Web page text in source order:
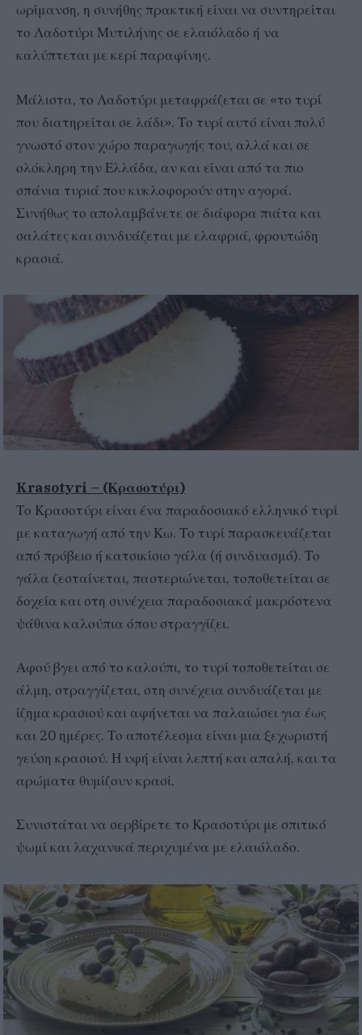
ωρίμανση, η συνήθης πρακτική είναι να συντηρείται
το Λαδοτύρι Μυτιλήνης σε ελαιόλαδο ή να
καλύπτεται με κερί παραφίνης.
Μάλιστα, το Λαδοτύρι μεταφράζεται σε «το τυρί
που διατηρείται σε λάδι». Το τυρί αυτό είναι πολύ
γνωστό στον χώρο παραγωγής του, αλλά και σε
ολόκληρη την Ελλάδα, αν και είναι από τα πιο
σπάνια τυριά που κυκλοφορούν στην αγορά.
Συνήθως το απολαμβάνετε σε διάφορα πιάτα και
σαλάτες και συνδυάζεται με ελαφριά, φρουτώδη
κρασιά.
Krasotyri – (Κρασοτύρι)
Το Κρασοτύρι είναι ένα παραδοσιακό ελληνικό τυρί
με καταγωγή από την Κω. Το τυρί παρασκευάζεται
από πρόβειο ή κατσικίσιο γάλα (ή συνδυασμό). Το
γάλα ζεσταίνεται, παστεριώνεται, τοποθετείται σε
δοχεία και στη συνέχεια παραδοσιακά μακρόστενα
ψάθινα καλούπια όπου στραγγίζει.
Αφού βγει από το καλούπι, το τυρί τοποθετείται σε
άλμη, στραγγίζεται, στη συνέχεια συνδυάζεται με
ίζημα κρασιού και αφήνεται να παλαιώσει για έως
και 20 ημέρες. Το αποτέλεσμα είναι μια ξεχωριστή
γεύση κρασιού. Η υφή είναι λεπτή και απαλή, και τα
αρώματα θυμίζουν κρασί.
Συνιστάται να σερβίρετε το Κρασοτύρι με σπιτικό
ψωμί και λαχανικά περιχυμένα με ελαιόλαδο.